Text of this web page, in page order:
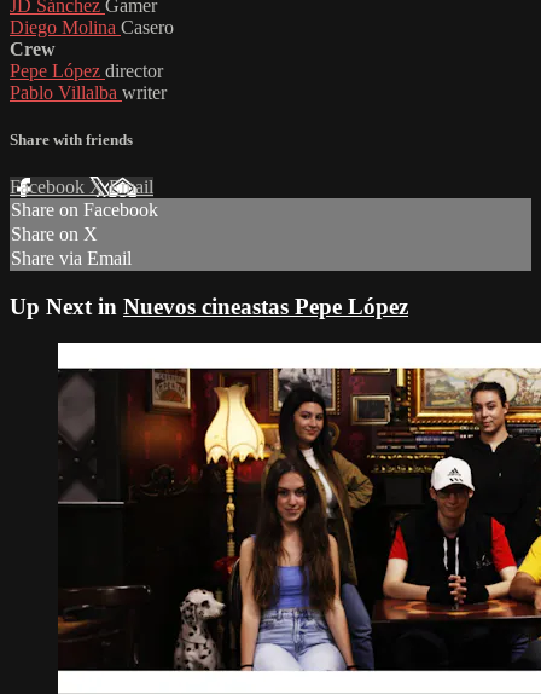
JD Sánchez Gamer
Diego Molina Casero
Crew
Pepe López director
Pablo Villalba writer
Share with friends
Facebook XEmail
Share on Facebook
Share on X
Share via Email
Up Next in Nuevos cineastas Pepe López